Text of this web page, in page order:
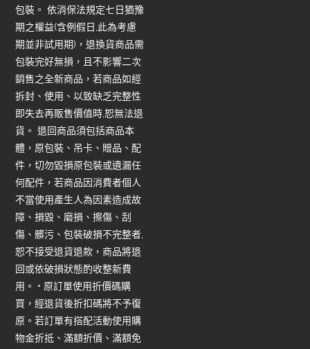
包裝。 依消保法規定七日猶豫
期之權益(含例假日,此為考慮
期並非試用期)，退換貨商品需
包裝完好無損，且不影響二次
銷售之全新商品，若商品如經
拆封、使用、以致缺乏完整性
即失去再販售價值時,恕無法退
貨。 退回商品須包括商品本
體，原包裝、吊卡、贈品、配
件，切勿毀損原包裝或遺漏任
何配件，若商品因消費者個人
不當使用產生人為因素造成故
障、損毀、磨損、擦傷、刮
傷、髒污、包裝破損不完整者,
恕不接受退貨退款，商品將退
回或依破損狀態酌收整新費
用。 • 原訂單使用折價碼購
買，經退貨後折扣碼將不予復
原。若訂單有搭配活動使用購
物金折抵、滿額折價、滿額免